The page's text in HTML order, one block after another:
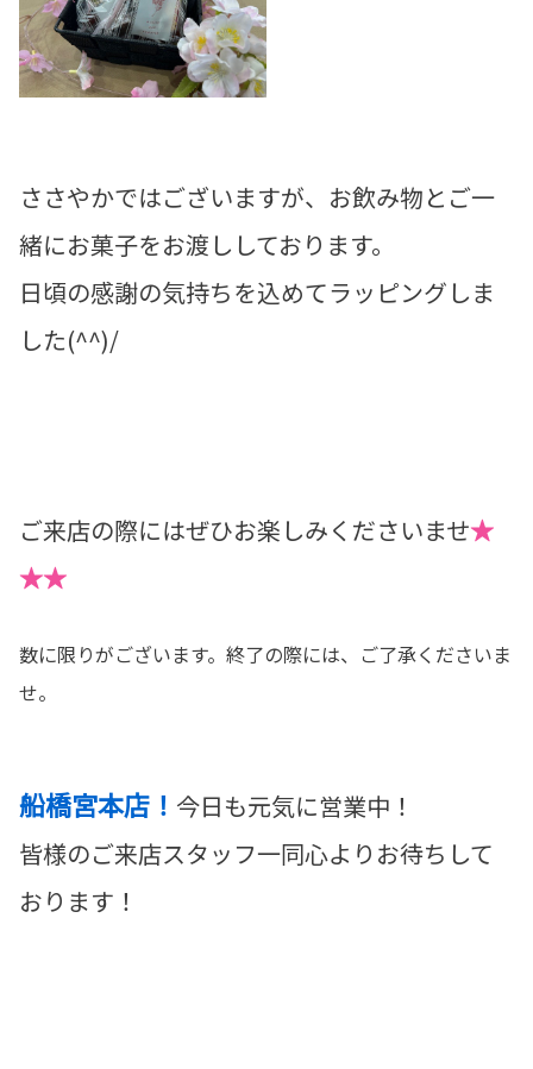
ささやかではございますが、お飲み物とご一
緒にお菓子をお渡ししております。
日頃の感謝の気持ちを込めてラッピングしま
した(^^)/
ご来店の際にはぜひお楽しみくださいませ★
★★
数に限りがございます。終了の際には、ご了承くださいま
せ。
船橋宮本店！ 今日も元気に営業中！
皆様のご来店スタッフ一同心よりお待ちして
おります！